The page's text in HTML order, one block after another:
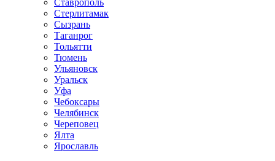
Ставрополь
Стерлитамак
Сызрань
Таганрог
Тольятти
Тюмень
Ульяновск
Уральск
Уфа
Чебоксары
Челябинск
Череповец
Ялта
Ярославль